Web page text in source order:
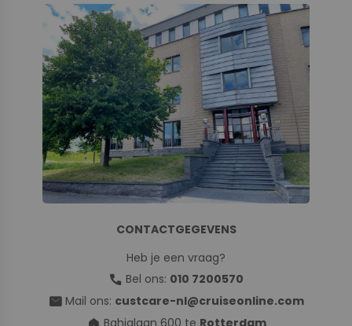
CONTACTGEGEVENS
Heb je een vraag?
call Bel ons: 010 7200570
mail Mail ons: custcare-nl@cruiseonline.com